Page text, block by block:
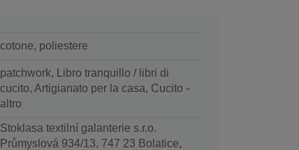
cotone, poliestere
patchwork, Libro tranquillo / libri di
cucito, Artigianato per la casa, Cucito -
altro
Stoklasa textilní galanterie s.r.o.
Průmyslová 934/13, 747 23 Bolatice,